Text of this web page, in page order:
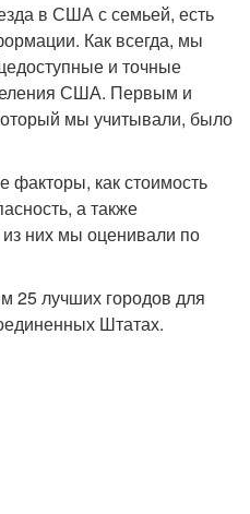
в США с семьей, есть
Как всегда, мы
и точные
США. Первым и
мы учитывали, было
факторы, как стоимость
а также
них мы оценивали по
25 лучших городов для
Штатах.